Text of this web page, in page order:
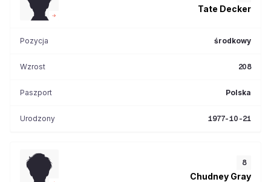
Tate Decker
Pozycja środkowy
Wzrost 208
Paszport Polska
Urodzony 1977-10-21
8
Chudney Gray